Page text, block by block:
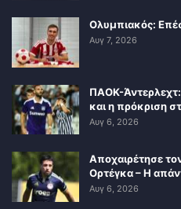
Ολυμπιακός:
Αυγ 7, 2026
ΠΑΟΚ-
και η πρόκριση
Αυγ 6, 2026
Αποχαιρέτησε
Ορτέγκα – Η
Αυγ 6, 2026